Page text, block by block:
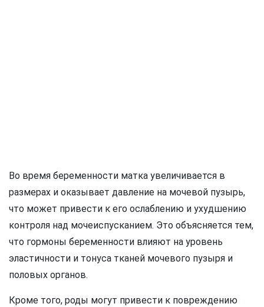
Во время беременности матка увеличивается в
размерах и оказывает давление на мочевой пузырь,
что может привести к его ослаблению и ухудшению
контроля над мочеиспусканием. Это объясняется тем,
что гормоны беременности влияют на уровень
эластичности и тонуса тканей мочевого пузыря и
половых органов.
Кроме того, роды могут привести к повреждению